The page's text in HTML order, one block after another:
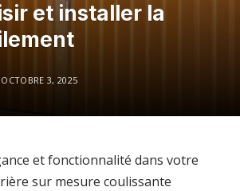
et installer la
OCTOBRE 3, 2025
et fonctionnalité dans votre
sur mesure coulissante